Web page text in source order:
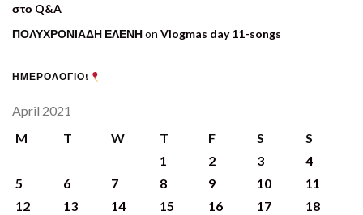
στο Q&A
ΠΟΛΥΧΡΟΝΙΑΔΗ ΕΛΕΝΗon Vlogmas day 11-songs
ΗΜΕΡΟΛΟΓΙΟ!
April 2021
M
T W T F S
S
1
2 3
4
5
6 7 8 9 10
11
12
13 14 15 16 17
18